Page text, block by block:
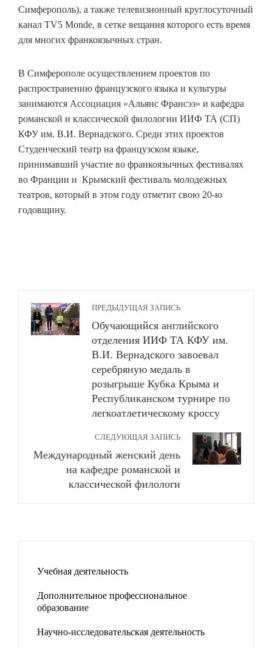
Симферополь), а также телевизионный круглосуточный
канал TV5 Monde, в сетке вещания которого есть время
для многих франкоязычных стран.
В Симферополе осуществлением проектов по
распространению французского языка и культуры
занимаются Ассоциация «Альянс Франсэз» и кафедра
романской и классической филологии ИИФ ТА (СП)
КФУ им. В.И. Вернадского. Среди этих проектов
Студенческий театр на французском языке,
принимавший участие во франкоязычных фестивалях
во Франции и Крымский фестиваль молодежных
театров, который в этом году отметит свою 20-ю
годовщину.
ПРЕДЫДУЩАЯ ЗАПИСЬ
Обучающийся английского
отделения ИИФ ТА КФУ им.
В.И. Вернадского завоевал
серебряную медаль в
розыгрыше Кубка Крыма и
Республиканском турнире по
легкоатлетическому кроссу
СЛЕДУЮЩАЯ ЗАПИСЬ
Международный женский день
на кафедре романской и
классической филологи
Учебная деятельность
Дополнительное профессиональное
образование
Научно-исследовательская деятельность